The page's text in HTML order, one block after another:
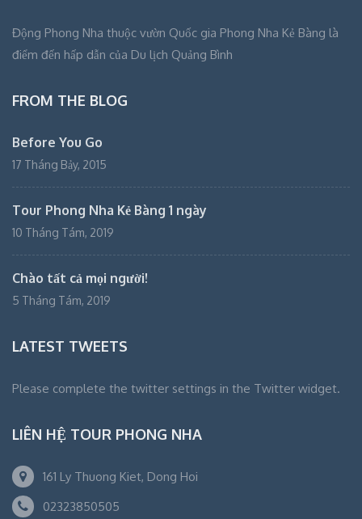
Động Phong Nha thuộc vườn Quốc gia Phong Nha Kẻ Bàng là
điểm đến hấp dẫn của Du lịch Quảng Bình
FROM THE BLOG
Before You Go
17 Tháng Bảy, 2015
Tour Phong Nha Kẻ Bàng 1 ngày
10 Tháng Tám, 2019
Chào tất cả mọi người!
5 Tháng Tám, 2019
LATEST TWEETS
Please complete the twitter settings in the Twitter widget.
LIÊN HỆ TOUR PHONG NHA
161 Ly Thuong Kiet, Dong Hoi
02323850505